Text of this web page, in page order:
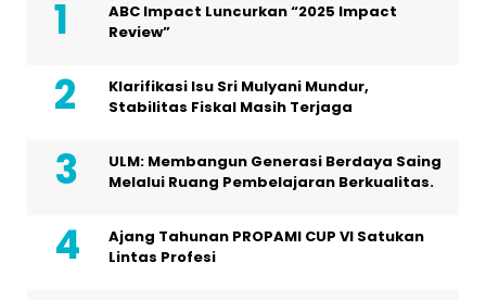
ABC Impact Luncurkan “2025 Impact
Review”
Klarifikasi Isu Sri Mulyani Mundur,
Stabilitas Fiskal Masih Terjaga
ULM: Membangun Generasi Berdaya Saing
Melalui Ruang Pembelajaran Berkualitas.
Ajang Tahunan PROPAMI CUP VI Satukan
Lintas Profesi